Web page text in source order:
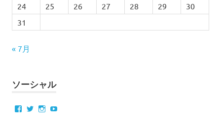
24
25 26 27 28 29
30
31
« 7月
ソーシャル
Facebook
TwitterInstagram
YouTube